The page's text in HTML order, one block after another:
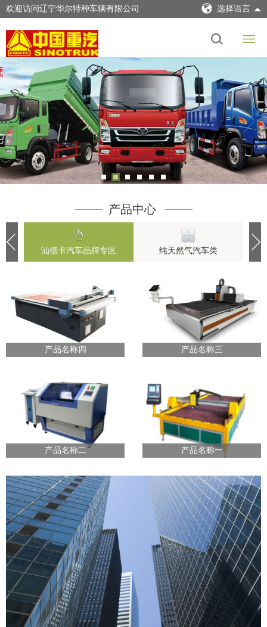
欢迎访问辽宁华尔特种车辆有限公司 选择语言
产品中心
汕德卡汽车品牌专区 纯天然气汽车类
产品名称四 产品名称三
产品名称二 产品名称一